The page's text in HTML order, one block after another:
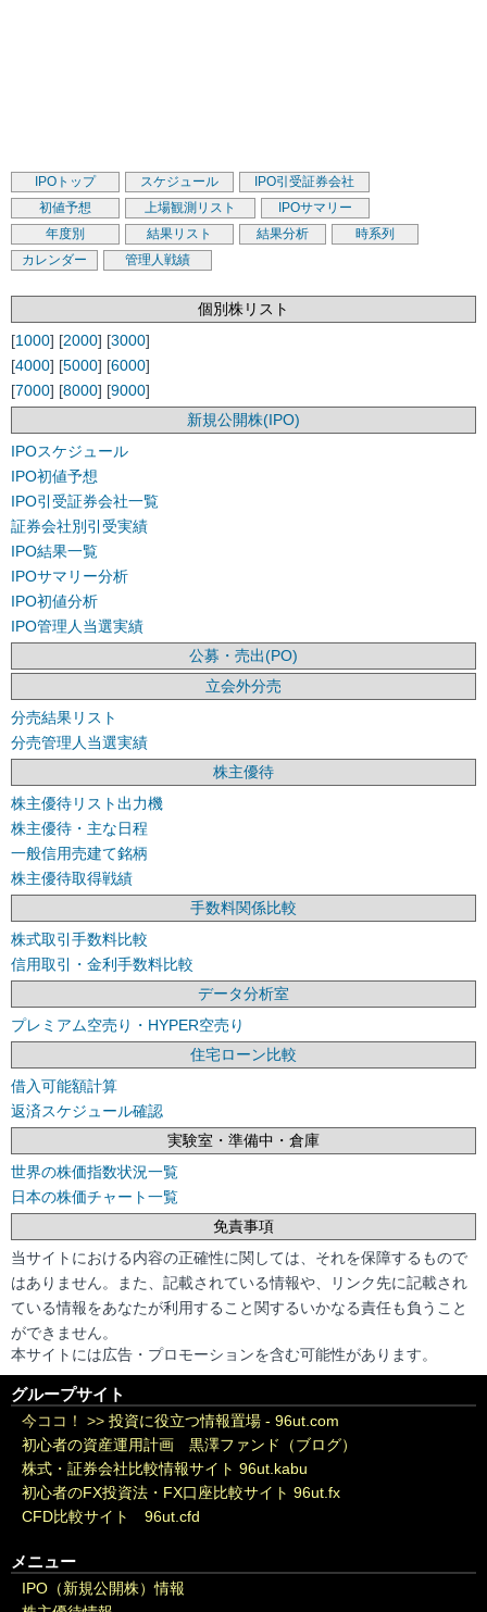
IPOトップ スケジュール
IPO引受証券会社
初値予想
上場観測リスト
IPOサマリー
年度別
結果リスト 結果分析
時系列
カレンダー
管理人戦績
個別株リスト
[1000] [2000] [3000]
[4000] [5000] [6000]
[7000] [8000] [9000]
新規公開株(IPO)
IPOスケジュール
IPO初値予想
IPO引受証券会社一覧
証券会社別引受実績
IPO結果一覧
IPOサマリー分析
IPO初値分析
IPO管理人当選実績
公募・売出(PO)
立会外分売
分売結果リスト
分売管理人当選実績
株主優待
株主優待リスト出力機
株主優待・主な日程
一般信用売建て銘柄
株主優待取得戦績
手数料関係比較
株式取引手数料比較
信用取引・金利手数料比較
データ分析室
プレミアム空売り・HYPER空売り
住宅ローン比較
借入可能額計算
返済スケジュール確認
実験室・準備中・倉庫
世界の株価指数状況一覧
日本の株価チャート一覧
免責事項
当サイトにおける内容の正確性に関しては、それを保障するもので
はありません。また、記載されている情報や、リンク先に記載され
ている情報をあなたが利用すること関するいかなる責任も負うこと
ができません。
本サイトには広告・プロモーションを含む可能性があります。
グループサイト
今ココ！ >> 投資に役立つ情報置場 - 96ut.com
初心者の資産運用計画 黒澤ファンド（ブログ）
株式・証券会社比較情報サイト 96ut.kabu
初心者のFX投資法・FX口座比較サイト 96ut.fx
CFD比較サイト 96ut.cfd
メニュー
IPO（新規公開株）情報